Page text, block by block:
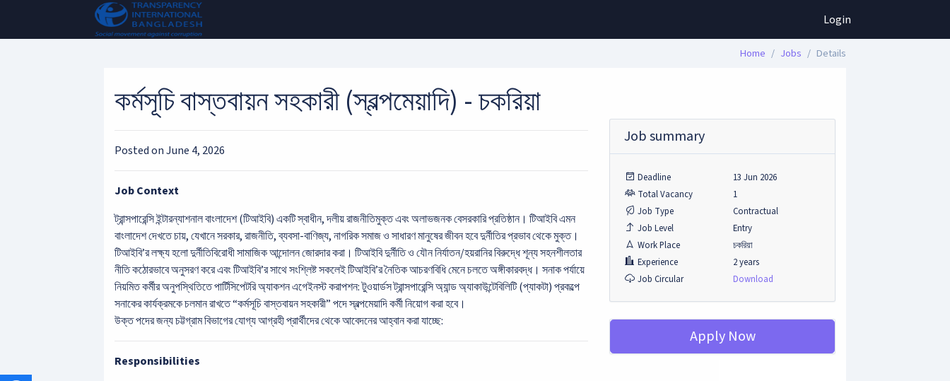
Login
Home Jobs Details
কর্মসূচি বাস্তবায়ন সহকারী (স্বল্পমেয়াদি) - চকরিয়া
Posted on June 4, 2026
Job Context
ট্রান্সপারেন্সি ইন্টারন্যাশনাল বাংলাদেশ (টিআইবি) একটি স্বাধীন, দলীয় রাজনীতিমুক্ত এবং অলাভজনক বেসরকারি প্রতিষ্ঠান। টিআইবি এমন
বাংলাদেশ দেখতে চায়, যেখানে সরকার, রাজনীতি, ব্যবসা-বাণিজ্য, নাগরিক সমাজ ও সাধারণ মানুষের জীবন হবে দুর্নীতির প্রভাব থেকে মুক্ত।
টিআইবি’র লক্ষ্য হলো দুর্নীতিবিরোধী সামাজিক আন্দোলন জোরদার করা। টিআইবি দুর্নীতি ও যৌন নির্যাতন/হয়রানির বিরুদ্ধে শূন্য সহনশীলতার
নীতি কঠোরভাবে অনুসরণ করে এবং টিআইবি’র সাথে সংশ্লিষ্ট সকলেই টিআইবি’র নৈতিক আচরণবিধি মেনে চলতে অঙ্গীকারবদ্ধ। সনাক পর্যায়ে
নিয়মিত কর্মীর অনুপস্থিতিতে পার্টিসিপেটরি অ্যাকশন এগেইনস্ট করাপশন: টুওয়ার্ডস ট্রান্সপারেন্সি অ্যান্ড অ্যাকাউন্টেবিলিটি (প্যাকটা) প্রকল্পে
সনাকের কার্যক্রমকে চলমান রাখতে “কর্মসূচি বাস্তবায়ন সহকারী” পদে স্বল্পমেয়াদি কর্মী নিয়োগ করা হবে।
উক্ত পদের জন্য চট্টগ্রাম বিভাগের যোগ্য আগ্রহী প্রার্থীদের থেকে আবেদনের আহ্বান করা যাচ্ছে:
Responsibilities
Job summary
Deadline
Total Vacancy
Job Type
Job Level
Work Place
Experience
Job Circular
13 Jun 2026
1
Contractual
Entry
চকরিয়া
2 years
Download
Apply Now